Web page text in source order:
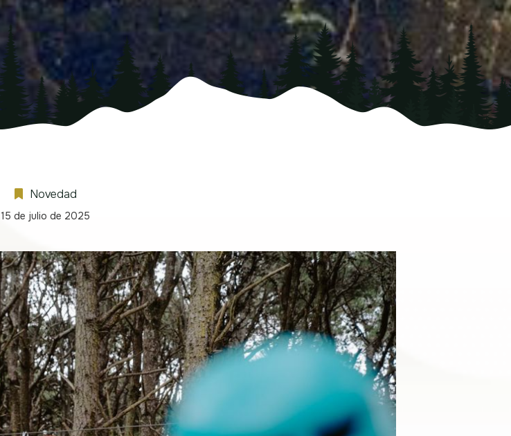
Novedad
15 de julio de 2025